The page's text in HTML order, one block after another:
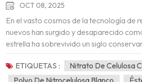
OCT 08, 2025
En el vasto cosmos de la tecnología de
nuevos han surgido y desaparecido
estrella ha sobrevivido un siglo
nitrato).Al hablar de innovación, a
resistido el paso del tiempo. Como uno
industriales modernos, la nitrocelulosa
ETIQUETAS :
Nitrato De Celulosa
Polvo De Nitrocelulosa Blanco